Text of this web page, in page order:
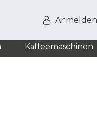
Anmelden
Kaffeemaschinen